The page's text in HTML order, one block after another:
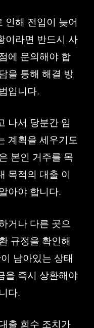
인해 전입이 늦어
이라면 반드시 사
에 문의해야 합
을 통해 해결 방
입니다.
나서 당분간 임
계획을 세우기도
본인 거주를 목
목적의 대출 이
아야 합니다.
거나 다른 곳으
규정을 확인해
남아있는 상태
을 즉시 상환해야
다.
출 회수 조치가